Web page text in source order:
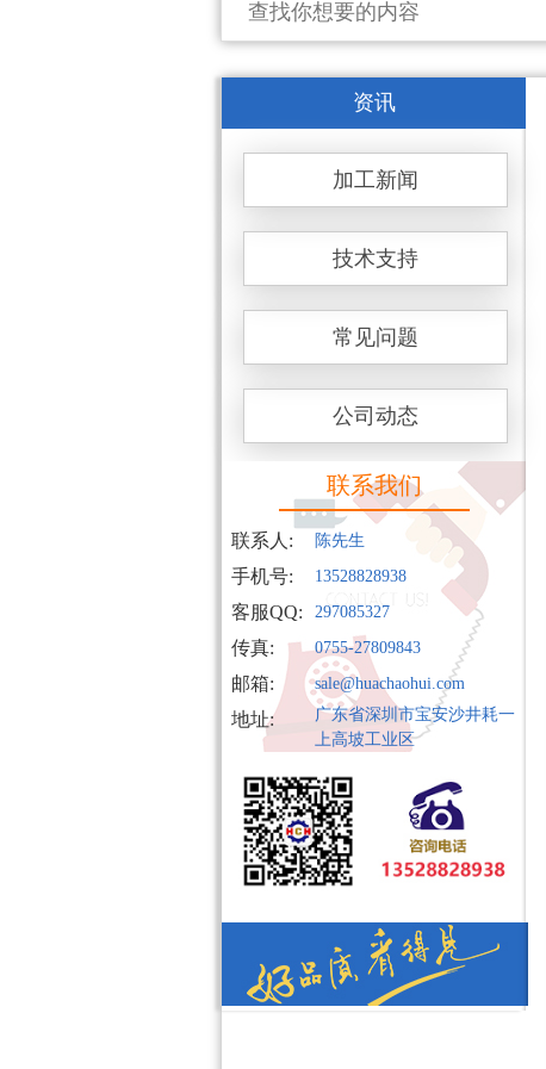
资讯
加工新闻
技术支持
常见问题
公司动态
联系我们
联系人: 陈先生
手机号: 13528828938
客服QQ: 297085327
传真: 0755-27809843
邮箱: sale@huachaohui.com
地址:
广东省深圳市宝安沙井耗一
上高坡工业区